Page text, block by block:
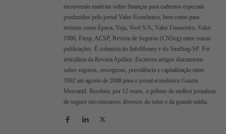
escrevendo matérias sobre finanças para cadernos especiais
produzidos pelo jornal Valor Econômico, bem como para
revistas como Época, Veja, Você S/A, Valor Financeiro, Valor
1000, Fiesp, ACSP, Revista de Seguros (CNSeg) entre outras
publicações. É colunista do InfoMoney e do SindSeg-SP. Foi
articulista da Revista Apólice. Escreveu artigos diariamente
sobre seguros, resseguros, previdência e capitalização entre
1992 até agosto de 2008 para o jornal econômico Gazeta
Mercantil. Recebeu, por 12 vezes, o prêmio de melhor jornalista
de seguro em concursos diversos do setor e da grande mídia.